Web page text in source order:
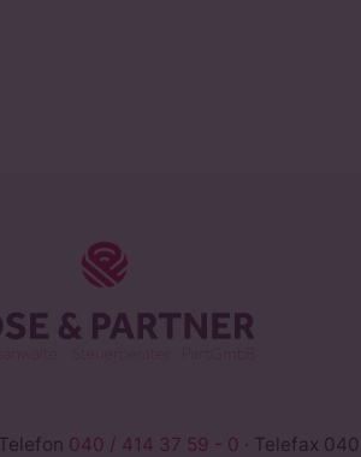
040 / 414 37 59 - 0 · Telefax